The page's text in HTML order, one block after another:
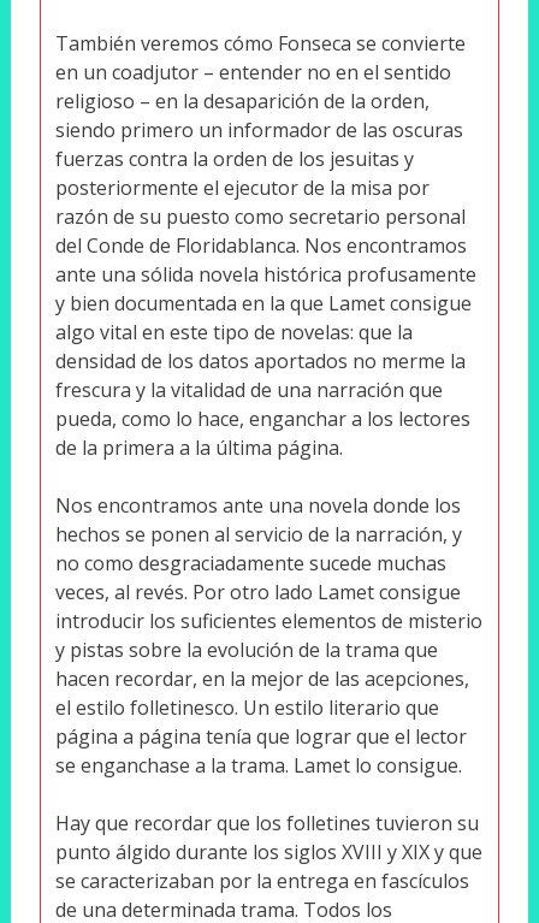
También veremos cómo Fonseca se convierte
en un coadjutor – entender no en el sentido
religioso – en la desaparición de la orden,
siendo primero un informador de las oscuras
fuerzas contra la orden de los jesuitas y
posteriormente el ejecutor de la misa por
razón de su puesto como secretario personal
del Conde de Floridablanca. Nos encontramos
ante una sólida novela histórica profusamente
y bien documentada en la que Lamet consigue
algo vital en este tipo de novelas: que la
densidad de los datos aportados no merme la
frescura y la vitalidad de una narración que
pueda, como lo hace, enganchar a los lectores
de la primera a la última página.
Nos encontramos ante una novela donde los
hechos se ponen al servicio de la narración, y
no como desgraciadamente sucede muchas
veces, al revés. Por otro lado Lamet consigue
introducir los suficientes elementos de misterio
y pistas sobre la evolución de la trama que
hacen recordar, en la mejor de las acepciones,
el estilo folletinesco. Un estilo literario que
página a página tenía que lograr que el lector
se enganchase a la trama. Lamet lo consigue.
Hay que recordar que los folletines tuvieron su
punto álgido durante los siglos XVIII y XIX y que
se caracterizaban por la entrega en fascículos
de una determinada trama. Todos los